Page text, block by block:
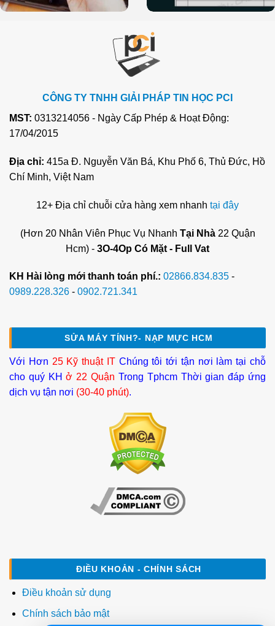
CÔNG TY TNHH GIẢI PHÁP TIN HỌC PCI
MST: 0313214056 - Ngày Cấp Phép & Hoạt Động:
17/04/2015
Địa chỉ: 415a Đ. Nguyễn Văn Bá, Khu Phố 6, Thủ Đức, Hồ
Chí Minh, Việt Nam
12+ Địa chỉ chuỗi cửa hàng xem nhanh tại đây
(Hơn 20 Nhân Viên Phục Vụ Nhanh Tại Nhà22 Quận
Hcm) - 3O-4Op Có Mặt - Full Vat
KH Hài lòng mới thanh toán phí.: 02866.834.835 -
0989.228.326 - 0902.721.341
SỬA MÁY TÍNH?- NẠP MỰC HCM
Với Hơn 25 Kỹ thuật ITChúng tôi tới tận nơi làm tại chỗ
cho quý KHở 22 Quận Trong Tphcm Thời gian đáp ứng
dịch vụ tận nơi (30-40 phút).
ĐIỀU KHOẢN - CHÍNH SÁCH
Điều khoản sử dụng
Chính sách bảo mật